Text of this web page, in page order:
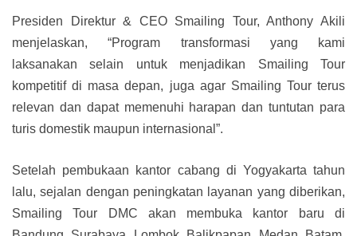
Presiden Direktur & CEO Smailing Tour, Anthony Akili
menjelaskan, “Program transformasi yang kami
laksanakan selain untuk menjadikan Smailing Tour
kompetitif di masa depan, juga agar Smailing Tour terus
relevan dan dapat memenuhi harapan dan tuntutan para
turis domestik maupun internasional”.
Setelah pembukaan kantor cabang di Yogyakarta tahun
lalu, sejalan dengan peningkatan layanan yang diberikan,
Smailing Tour DMC akan membuka kantor baru di